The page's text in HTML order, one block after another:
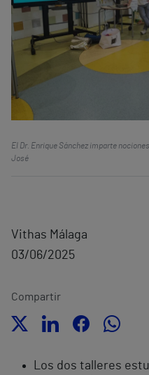
El Dr. Enrique Sánchez imparte
José
Vithas Málaga
03/06/2025
Compartir
Los dos talleres